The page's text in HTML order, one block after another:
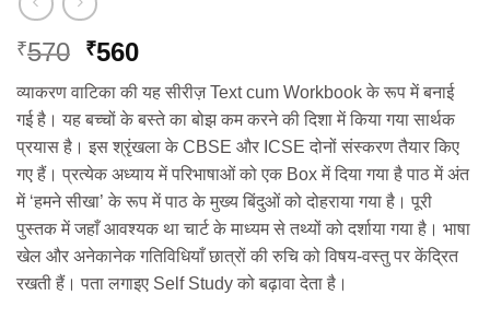
₹570 Original
price
was:
₹570.
₹560Current
price
is:
₹560.
व्याकरण वाटिका की यह सीरीज़ Text cum Workbook के रूप में बनाई
गई है। यह बच्‍चों के बस्ते का बोझ कम करने की दिशा में किया गया सार्थक
प्रयास है। इस श्रृंखला के CBSE और ICSE दोनों संस्करण तैयार किए
गए हैं। प्रत्येक अध्याय में परिभाषाओं को एक Box में दिया गया है पाठ में अंत
में ‘हमने सीखा’ के रूप में पाठ के मुख्य बिंदुओं को दोहराया गया है। पूरी
पुस्तक में जहाँ आवश्यक था चार्ट के माध्यम से तथ्यों को दर्शाया गया है। भाषा
खेल और अनेकानेक गतिविधियाँ छात्रों की रुचि को विषय-वस्तु पर केंद्रित
रखती हैं। पता लगाइए Self Study को बढ़ावा देता है।